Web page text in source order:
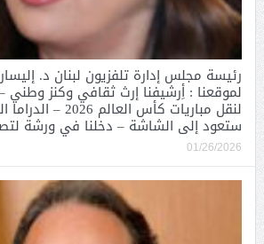
رئيسة مجلس إدارة تلفزيون لبنان د.
لموقعنا : أِرشيفنا إرث ثقافي وكنز
لنقل مباريات كأس
ستعود إلى الشاشة – دخلنا في ورشة
01/26/2026